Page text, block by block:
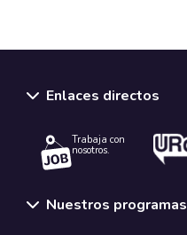
Enlaces directos
Trabaja con
nosotros.
Nuestros programas